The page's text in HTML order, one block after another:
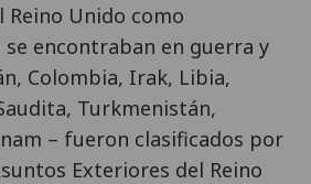
Reino Unido como
se encontraban en guerra y
Colombia, Irak, Libia,
Turkmenistán,
– fueron clasificados por
Exteriores del Reino